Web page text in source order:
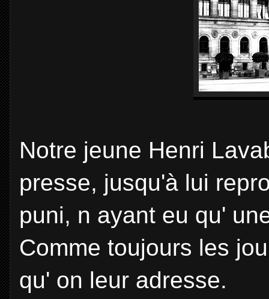
Notre jeune Henri
presse, jusqu'à lui
puni, n ayant eu qu'
Comme toujours les
qu' on leur adresse.